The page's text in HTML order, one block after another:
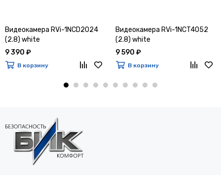
Видеокамера RVi-1NCD2024
(2.8) white
9 390 ₽
В корзину
Видеокамера RVi-1NCT4052
(2.8) white
9 590 ₽
В корзину